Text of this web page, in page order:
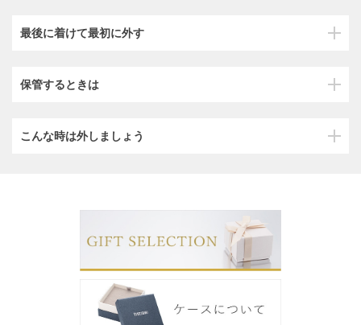
最後に着けて最初に外す
保管するときは
こんな時は外しましょう